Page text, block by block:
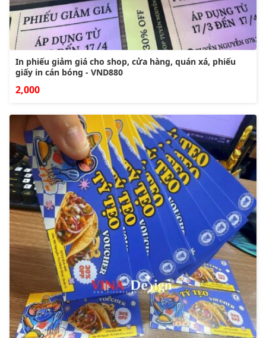
In phiếu giảm giá cho shop, cửa hàng, quán xá, phiếu
giấy in cán bóng - VND880
2,000